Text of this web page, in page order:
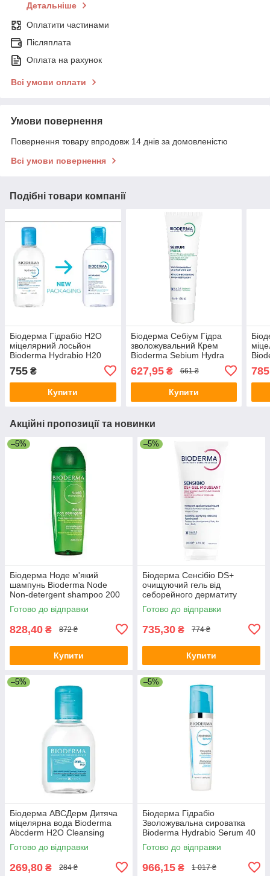
Детальніше
Оплатити частинами
Післяплата
Оплата на рахунок
Всі умови оплати
Умови повернення
Повернення товару впродовж 14 днів за домовленістю
Всі умови повернення
Подібні товари компанії
Біодерма Гідрабіо H2O
міцелярний лосьйон
Bioderma Hydrabio H20
Solution Micellaire 250 мл
755 ₴
Купити
Біодерма Себіум Гідра
зволожувальний Крем
Bioderma Sebium Hydra
Moisturizing cream 40 мл
627,95₴ 661 ₴
Купити
Акційні пропозиції та новинки
–5%
Біодерма Ноде м'який
шампунь Bioderma Node
Non-detergent shampoo 200
мл
Готово до відправки
828,40 ₴ 872 ₴
Купити
–5%
Біодерма Сенсібіо DS+
очищуючий гель від
себорейного дерматиту
Bioderma Sensibio DS+ gel
200 мл
Готово до відправки
735,30 ₴ 774 ₴
Купити
–5%
Біодерма АВСДерм Дитяча
міцелярна вода Bioderma
Abcderm H2O Cleansing
Water 100 мл
Готово до відправки
269,80 ₴ 284 ₴
–5%
Біодерма Гідрабіо
Зволожувальна сироватка
Bioderma Hydrabio Serum 40
мл
Готово до відправки
966,15 ₴ 1 017 ₴